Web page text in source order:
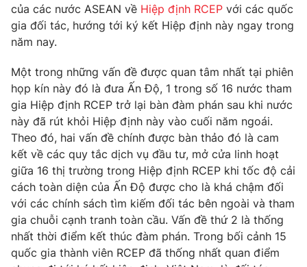
Phim VTV
Hậu trường
Nhân vật
Khán giả
Giải sao mai
Giải trí
Âm nhạc
Sao
Đời sống
Du lịch
Làm đẹp
Chất lượng cuộc sống
Giáo dục
Tuyển sinh
Học trực tuyến
Công nghệ
Hitech Công nghệ tương lai
Sản phẩm
Thị trường
Tư vấn
Giao lưu trực tuyến
Lịch phát sóng
của các nước ASEAN về Hiệp định RCEP với các quốc
gia đối tác, hướng tới ký kết Hiệp định này ngay trong
năm nay.
Một trong những vấn đề được quan tâm nhất tại phiên
họp kín này đó là đưa Ấn Độ, 1 trong số 16 nước tham
gia Hiệp định RCEP trở lại bàn đàm phán sau khi nước
này đã rút khỏi Hiệp định này vào cuối năm ngoái.
Theo đó, hai vấn đề chính được bàn thảo đó là cam
kết về các quy tắc dịch vụ đầu tư, mở cửa linh hoạt
giữa 16 thị trường trong Hiệp định RCEP khi tốc độ cải
cách toàn diện của Ấn Độ được cho là khá chậm đối
với các chính sách tìm kiếm đối tác bên ngoài và tham
gia chuỗi cạnh tranh toàn cầu. Vấn đề thứ 2 là thống
nhất thời điểm kết thúc đàm phán. Trong bối cảnh 15
quốc gia thành viên RCEP đã thống nhất quan điểm